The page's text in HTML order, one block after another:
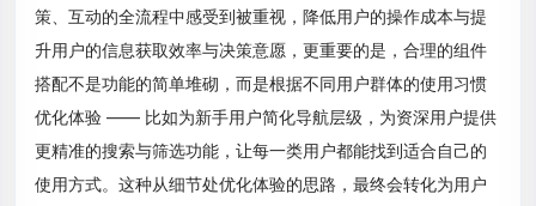
策、互动的全流程中感受到被重视，降低用户的操作成本与提
升用户的信息获取效率与决策意愿，更重要的是，合理的组件
搭配不是功能的简单堆砌，而是根据不同用户群体的使用习惯
优化体验 —— 比如为新手用户简化导航层级，为资深用户提供
更精准的搜索与筛选功能，让每一类用户都能找到适合自己的
使用方式。这种从细节处优化体验的思路，最终会转化为用户